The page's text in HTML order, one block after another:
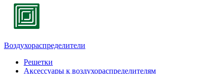
Воздухораспределители
Решетки
Аксессуары к воздухораспределителям